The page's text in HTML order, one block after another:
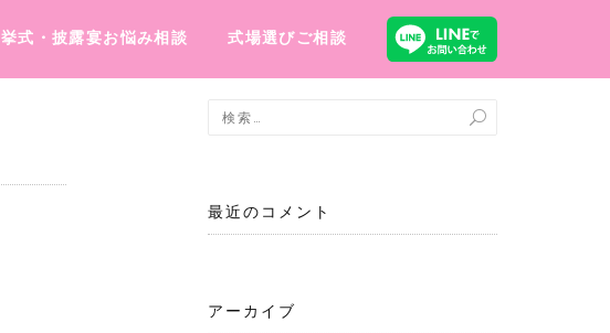
挙式・披露宴お悩み相談 式場選びご相談
最近のコメント
アーカイブ